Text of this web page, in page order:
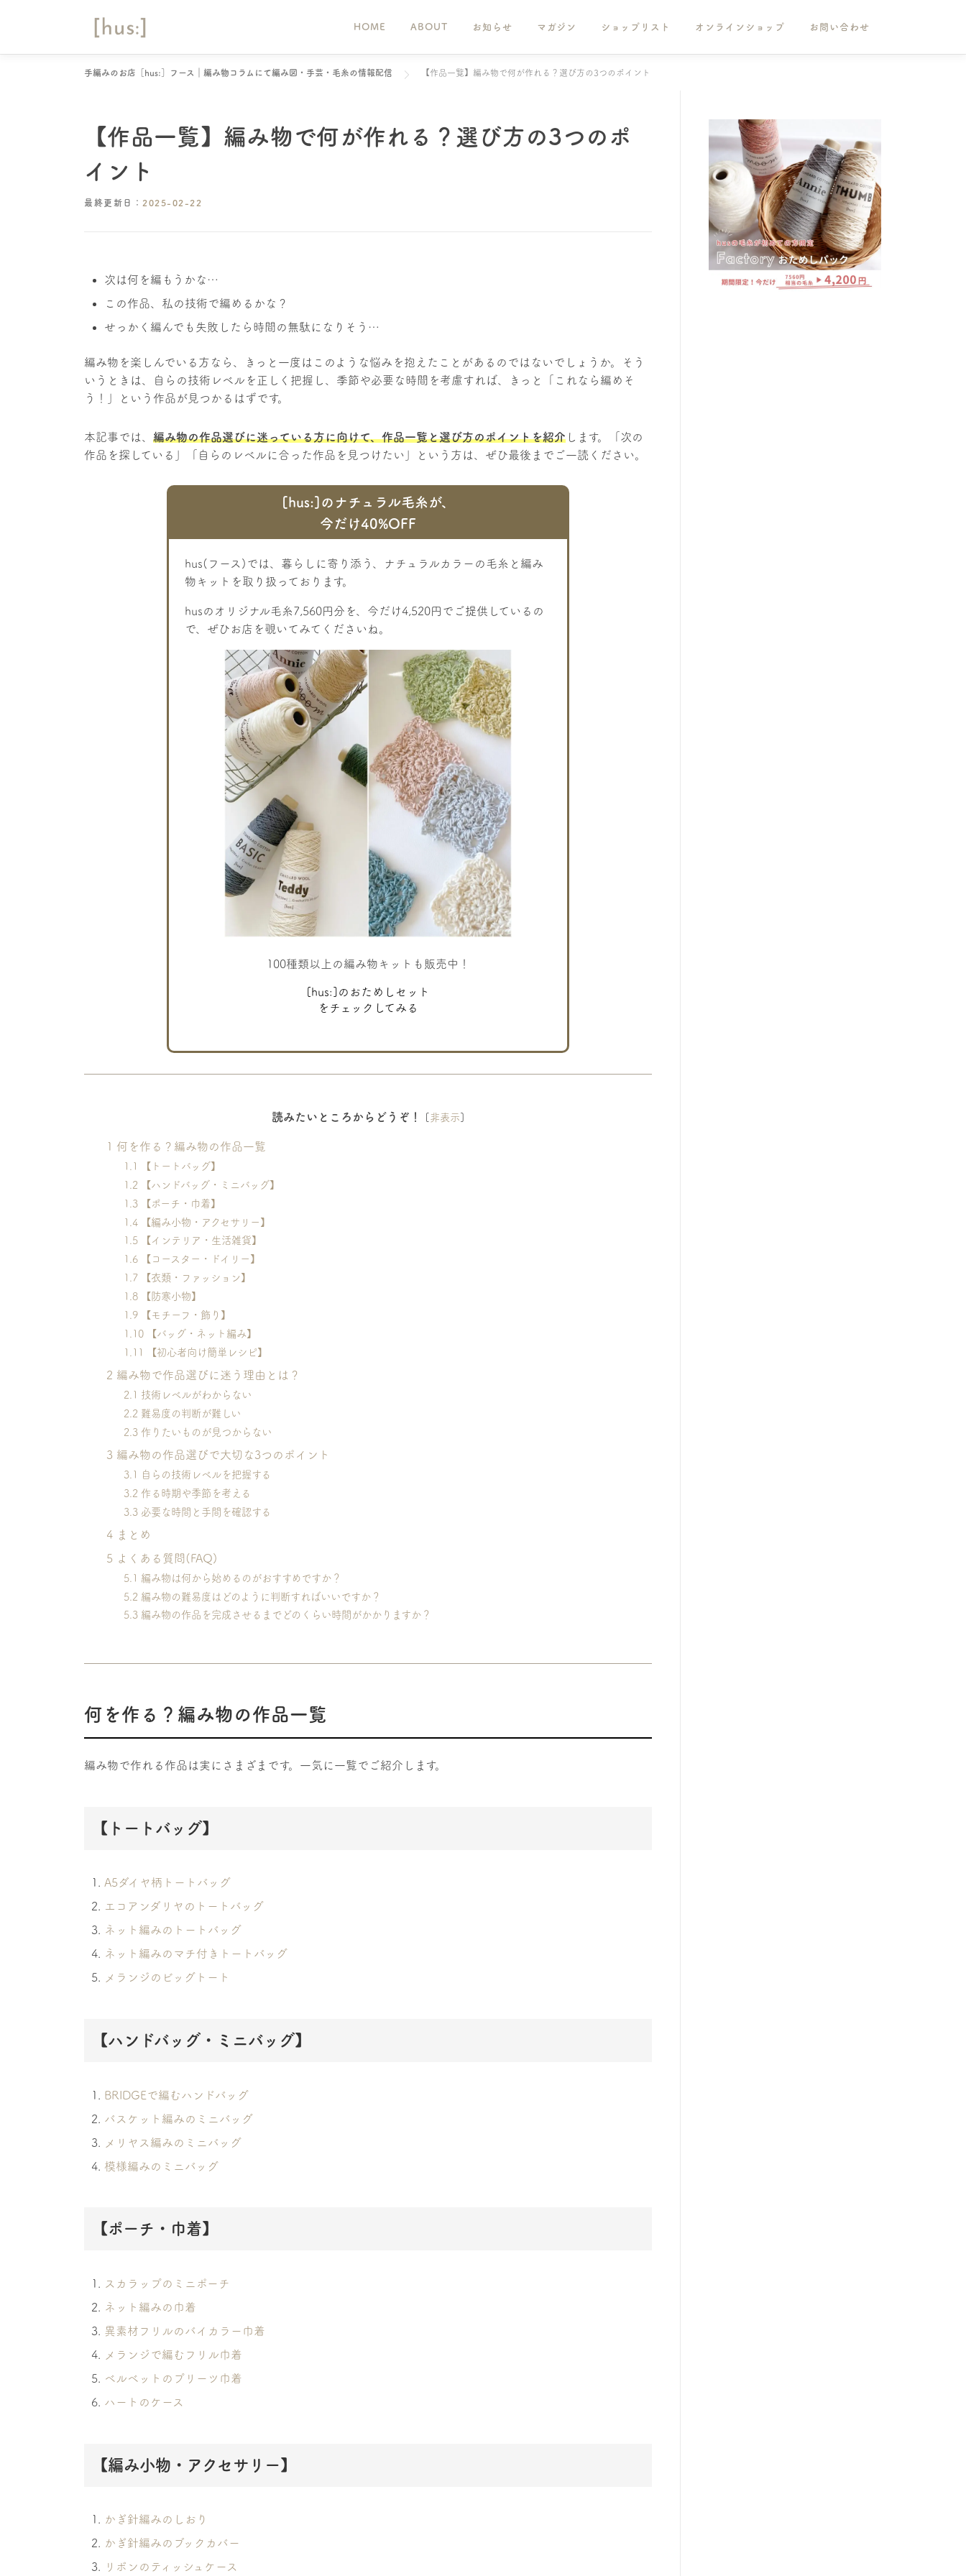
ン
HOME ABOUT お知らせ マガジン ショップリスト オンラインショップ お問い合わせ
手編みのお店［hus:］フース｜編み物コラムにて編み図・手芸・毛糸の情報配信 【作品一覧】編み物で何が作れる？選び方の3つのポイント
【作品一覧】編み物で何が作れる？選び方の3つのポ
イント
最終更新日： 2025-02-22
次は何を編もうかな…
この作品、私の技術で編めるかな？
せっかく編んでも失敗したら時間の無駄になりそう…
編み物を楽しんでいる方なら、きっと一度はこのような悩みを抱えたことがあるのではないでしょうか。そう
いうときは、自らの技術レベルを正しく把握し、季節や必要な時間を考慮すれば、きっと「これなら編めそ
う！」という作品が見つかるはずです。
本記事では、 編み物の作品選びに迷っている方に向けて、作品一覧と選び方のポイントを紹介 します。「次の
作品を探している」「自らのレベルに合った作品を見つけたい」という方は、ぜひ最後までご一読ください。
[hus:]のナチュラル毛糸が、
今だけ40%OFF
hus(フース)では、暮らしに寄り添う、ナチュラルカラーの毛糸と編み
物キットを取り扱っております。
husのオリジナル毛糸7,560円分を、今だけ4,520円でご提供しているの
で、ぜひお店を覗いてみてくださいね。
100種類以上の編み物キットも販売中！
[hus:]のおためしセット
をチェックしてみる
読みたいところからどうぞ！ [非表示]
1 何を作る？編み物の作品一覧
1.1
【トートバッグ】
1.2 【ハンドバッグ・ミニバッグ】
1.3 【ポーチ・巾着】
1.4 【編み小物・アクセサリー】
1.5 【インテリア・生活雑貨】
1.6 【コースター・ドイリー】
1.7 【衣類・ファッション】
1.8 【防寒小物】
1.9 【モチーフ・飾り】
1.10 【バッグ・ネット編み】
1.11
【初心者向け簡単レシピ】
2 編み物で作品選びに迷う理由とは？
2.1 技術レベルがわからない
2.2 難易度の判断が難しい
2.3 作りたいものが見つからない
3 編み物の作品選びで大切な3つのポイント
3.1
自らの技術レベルを把握する
3.2 作る時期や季節を考える
3.3 必要な時間と手間を確認する
4 まとめ
5 よくある質問(FAQ)
5.1 編み物は何から始めるのがおすすめですか？
5.2 編み物の難易度はどのように判断すればいいですか？
5.3 編み物の作品を完成させるまでどのくらい時間がかかりますか？
何を作る？編み物の作品一覧
編み物で作れる作品は実にさまざまです。一気に一覧でご紹介します。
【トートバッグ】
A5ダイヤ柄トートバッグ
エコアンダリヤのトートバッグ
ネット編みのトートバッグ
ネット編みのマチ付きトートバッグ
メランジのビッグトート
【ハンドバッグ・ミニバッグ】
BRIDGEで編むハンドバッグ
バスケット編みのミニバッグ
メリヤス編みのミニバッグ
模様編みのミニバッグ
【ポーチ・巾着】
スカラップのミニポーチ
ネット編みの巾着
異素材フリルのバイカラー巾着
メランジで編むフリル巾着
ベルベットのプリーツ巾着
ハートのケース
【編み小物・アクセサリー】
かぎ針編みのしおり
かぎ針編みのブックカバー
リボンのティッシュケース